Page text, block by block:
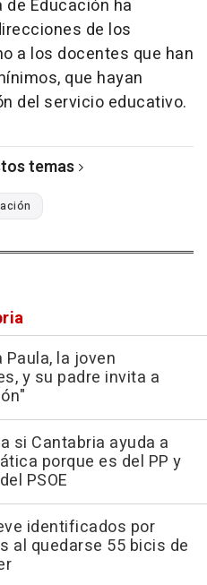
Educación ha
de los
a los docentes que han
que hayan
del servicio educativo.
temas
la joven
y su padre invita a
si Cantabria ayuda a
porque es del PP y
PSOE
identificados por
al quedarse 55 bicis de